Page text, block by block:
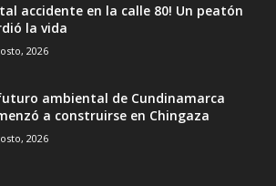
accidente en la calle 80! Un peatón
la vida
2026
ambiental de Cundinamarca
a construirse en Chingaza
2026